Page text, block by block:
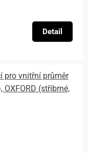
Detail
pro vnitřní průměr
(stříbrné,